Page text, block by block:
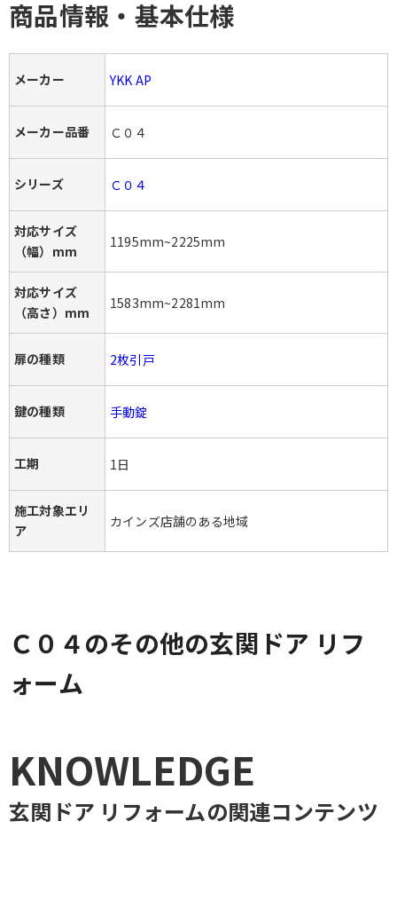
商品情報・基本仕様
メーカー YKK AP
メーカー品番 Ｃ０４
シリーズ Ｃ０４
対応サイズ
（幅）mm
1195mm~2225mm
対応サイズ
（高さ）mm
1583mm~2281mm
扉の種類 2枚引戸
鍵の種類 手動錠
工期 1日
施工対象エリ
ア
カインズ店舗のある地域
Ｃ０４のその他の玄関ドア リフ
ォーム
KNOWLEDGE
玄関ドア リフォームの関連コンテンツ